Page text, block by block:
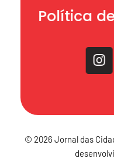
Política
© 2026 Jornal das